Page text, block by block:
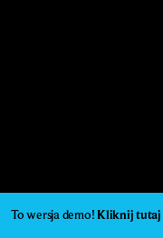
To wersja demo!Kliknij tutaj